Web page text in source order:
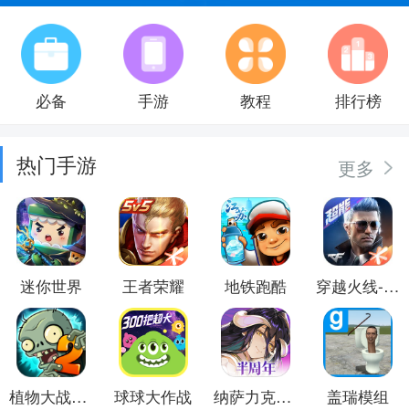
必备 手游 教程 排行榜
热门手游 更多
迷你世界 王者荣耀 地铁跑酷 穿越火线-枪战王者
植物大战僵尸2 球球大作战 纳萨力克之王 盖瑞模组